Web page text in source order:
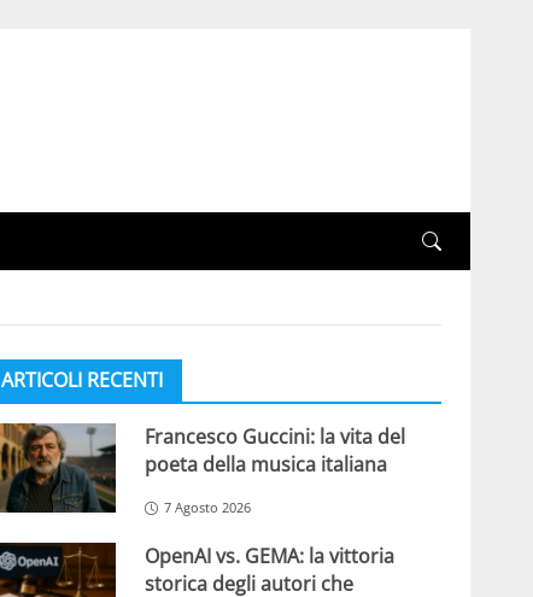
ARTICOLI RECENTI
Francesco Guccini: la vita del
poeta della musica italiana
7 Agosto 2026
OpenAI vs. GEMA: la vittoria
storica degli autori che